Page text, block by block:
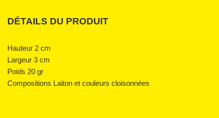
DÉTAILS DU PRODUIT
Hauteur 2 cm
Largeur 3 cm
Poids 20 gr
Compositions Laiton et couleurs cloisonnées